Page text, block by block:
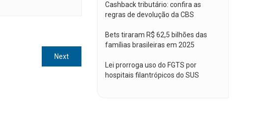
NextNext
post:
Cashback tributário: confira as
regras de devolução da CBS
Bets tiraram R$ 62,5 bilhões das
famílias brasileiras em 2025
Lei prorroga uso do FGTS por
hospitais filantrópicos do SUS